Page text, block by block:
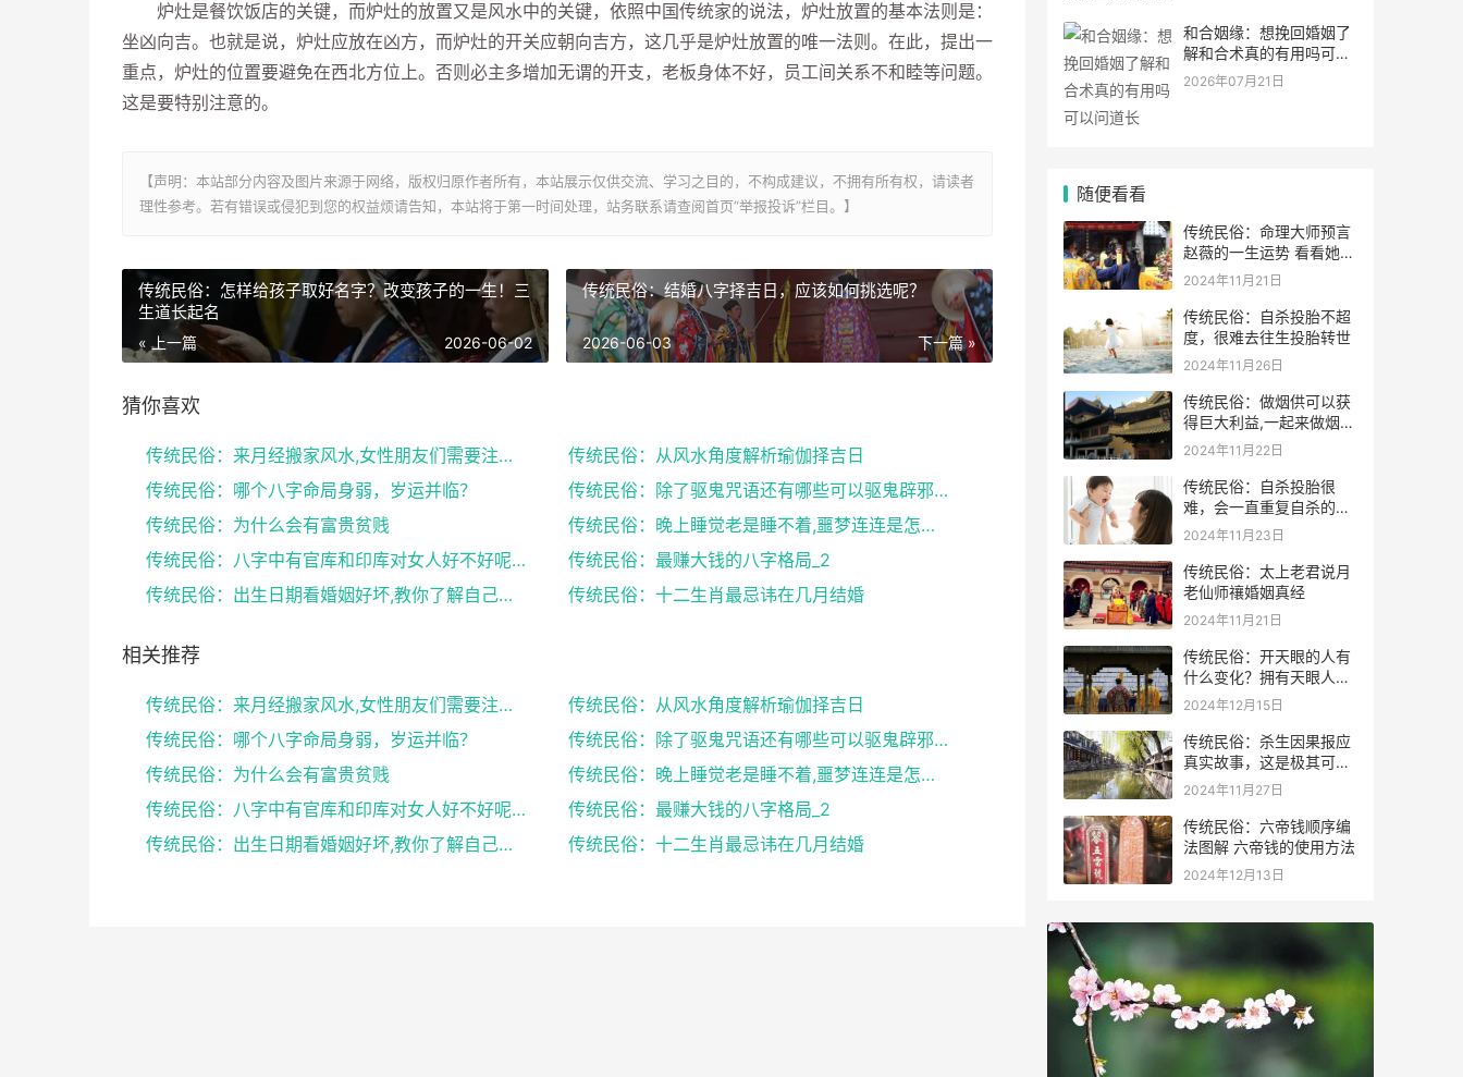
炉灶是餐饮饭店的关键，而炉灶的放置又是风水中的关键，依照中国传统家的说法，炉灶放置的基本法则是：
坐凶向吉。也就是说，炉灶应放在凶方，而炉灶的开关应朝向吉方，这几乎是炉灶放置的唯一法则。在此，提出一
重点，炉灶的位置要避免在西北方位上。否则必主多增加无谓的开支，老板身体不好，员工间关系不和睦等问题。
这是要特别注意的。
【声明：本站部分内容及图片来源于网络，版权归原作者所有，本站展示仅供交流、学习之目的，不构成建议，不拥有所有权，请读者
理性参考。若有错误或侵犯到您的权益烦请告知，本站将于第一时间处理，站务联系请查阅首页“举报投诉”栏目。】
传统民俗：怎样给孩子取好名字？改变孩子的一生！三
生道长起名
« 上一篇 2026-06-02
传统民俗：结婚八字择吉日，应该如何挑选呢？
下一篇 »
2026-06-03
猜你喜欢
传统民俗：来月经搬家风水,女性朋友们需要注意了
传统民俗：从风水角度解析瑜伽择吉日
传统民俗：哪个八字命局身弱，岁运并临？
传统民俗：除了驱鬼咒语还有哪些可以驱鬼辟邪的方法？...
传统民俗：为什么会有富贵贫贱
传统民俗：晚上睡觉老是睡不着,噩梦连连是怎么回事
传统民俗：八字中有官库和印库对女人好不好呢？赶快收...
传统民俗：最赚大钱的八字格局_2
传统民俗：出生日期看婚姻好坏,教你了解自己未来的婚...
传统民俗：十二生肖最忌讳在几月结婚
相关推荐
传统民俗：来月经搬家风水,女性朋友们需要注意了
传统民俗：从风水角度解析瑜伽择吉日
传统民俗：哪个八字命局身弱，岁运并临？
传统民俗：除了驱鬼咒语还有哪些可以驱鬼辟邪的方法？...
传统民俗：为什么会有富贵贫贱
传统民俗：晚上睡觉老是睡不着,噩梦连连是怎么回事
传统民俗：八字中有官库和印库对女人好不好呢？赶快收...
传统民俗：最赚大钱的八字格局_2
传统民俗：出生日期看婚姻好坏,教你了解自己未来的婚...
传统民俗：十二生肖最忌讳在几月结婚
和合姻缘：想挽回婚姻了
解和合术真的有用吗可以
问道长
2026年07月21日
随便看看
传统民俗：命理大师预言
赵薇的一生运势 看看她的
表示
2024年11月21日
传统民俗：自杀投胎不超
度，很难去往生投胎转世
2024年11月26日
传统民俗：做烟供可以获
得巨大利益,一起来做烟供
药供施食吧
2024年11月22日
传统民俗：自杀投胎很
难，会一直重复自杀的动
作
2024年11月23日
传统民俗：太上老君说月
老仙师禳婚姻真经
2024年11月21日
传统民俗：开天眼的人有
什么变化？拥有天眼人的
特征
2024年12月15日
传统民俗：杀生因果报应
真实故事，这是极其可怕
的事情
2024年11月27日
传统民俗：六帝钱顺序编
法图解 六帝钱的使用方法
2024年12月13日